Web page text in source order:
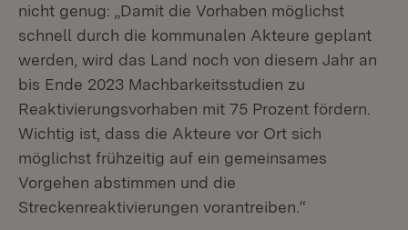
nicht genug: „Damit die Vorhaben möglichst
schnell durch die kommunalen Akteure geplant
werden, wird das Land noch von diesem Jahr an
bis Ende 2023 Machbarkeitsstudien zu
Reaktivierungsvorhaben mit 75 Prozent fördern.
Wichtig ist, dass die Akteure vor Ort sich
möglichst frühzeitig auf ein gemeinsames
Vorgehen abstimmen und die
Streckenreaktivierungen vorantreiben.“